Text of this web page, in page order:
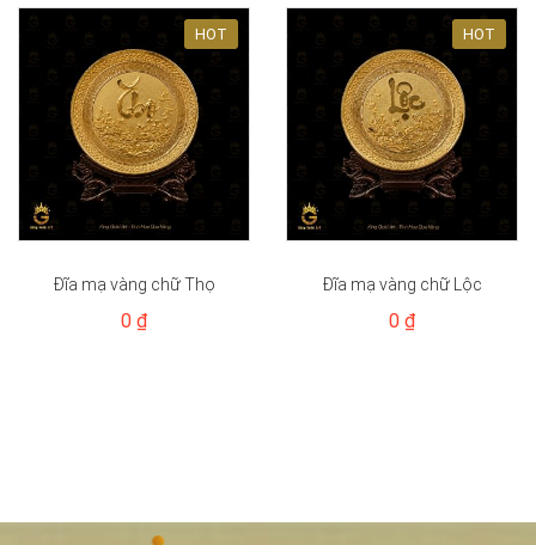
HOT
Đĩa mạ vàng chữ Thọ
0 ₫
HOT
Đĩa mạ vàng chữ Lộc
0 ₫